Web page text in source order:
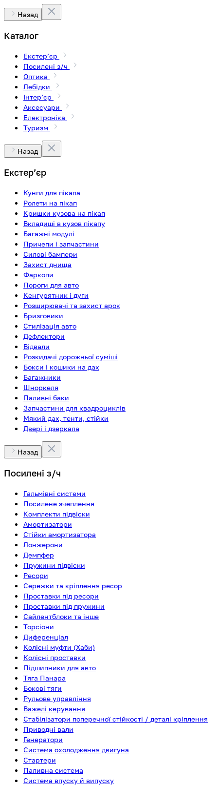
Назад
Каталог
Екстерʼєр
Посилені з/ч
Оптика
Лебідки
Інтерʼєр
Аксесуари
Електроніка
Туризм
Назад
Екстерʼєр
Кунги для пікапа
Ролети на пікап
Кришки кузова на пікап
Вкладиші в кузов пікапу
Багажні модулі
Причепи і запчастини
Силові бампери
Захист днища
Фаркопи
Пороги для авто
Кенгурятник і дуги
Розширювачі та захист арок
Бризговики
Стилізація авто
Дефлектори
Відвали
Розкидачі дорожньої суміші
Бокси і кошики на дах
Багажники
Шноркеля
Паливні баки
Запчастини для квадроциклів
Мякий дах, тенти, стійки
Двері і дзеркала
Назад
Посилені з/ч
Гальмівні системи
Посилене зчеплення
Комплекти підвіски
Амортизатори
Стійки амортизатора
Лонжерони
Демпфер
Пружини підвіски
Ресори
Сережки та кріплення ресор
Проставки під ресори
Проставки під пружини
Сайлентблоки та інше
Торсіони
Диференціал
Колісні муфти (Хаби)
Колісні проставки
Підшипники для авто
Тяга Панара
Бокові тяги
Рульове управління
Важелі керування
Стабілізатори поперечної стійкості / деталі кріплення
Приводні вали
Генератори
Система охолодження двигуна
Стартери
Паливна система
Система впуску й випуску